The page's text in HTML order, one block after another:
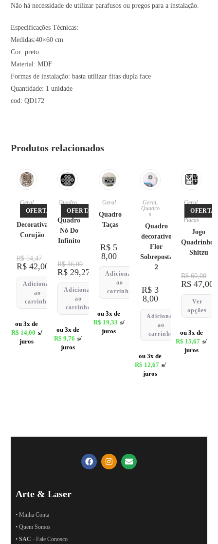
Não há necessidade de utilizar parafusos ou pregos para a instalação.
Especificações Técnicas:
Medidas:40×60 cm
Cor: preto
Material: MDF
Formas de instalação: basta utilizar fitas dupla face
Quantidade: 1 unidade
cod: QD172
Produtos relacionados
OFERTA!
Geral
Placa
Decorativa
Corujão
R$54,47
R$42,00
Adicionar
ao
carrinho
ou 3x de
R$ 14,00 s/
juros
OFERTA!
Quadro
s
Quadro
Nó Do
Infinito
R$36,00
R$ 29,27
Adicionar
ao
carrinho
ou 3x de
R$ 9,76 s/
juros
Geral
Quadro
Taças
R$ 5
8,00
Adicionar
ao
carrinho
ou 3x de
R$ 19,33 s/
juros
Geral,
Quadro
s
Quadro
decorativo
Flor
Sobreposta
2
R$ 3
8,00
Adicionar
ao
carrinho
ou 3x de
R$ 12,67 s/
juros
OFERTA!
Geral,
Linha
Pet,
Placas
Jogo
Quadrinhos
Shitzu
R$60,00
R$ 47,00
Ver
opções
ou 3x de
R$ 15,67 s/
juros
Arte & Laser
• Minha Conta
• Quem Somos
•SAC - Fale Conosco